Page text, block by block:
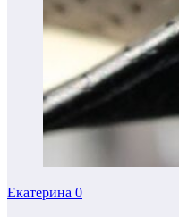
Екатерина 0